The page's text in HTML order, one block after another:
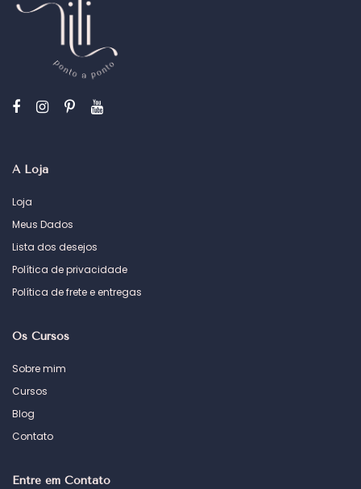
A Loja
Loja
Meus Dados
Lista dos desejos
Política de privacidade
Política de frete e entregas
Os Cursos
Sobre mim
Cursos
Blog
Contato
Entre em Contato